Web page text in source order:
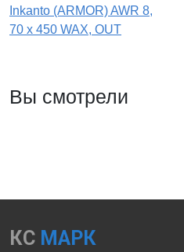
Inkanto (ARMOR) AWR 8,
70 х 450 WAX, OUT
Вы смотрели
КС МАРК